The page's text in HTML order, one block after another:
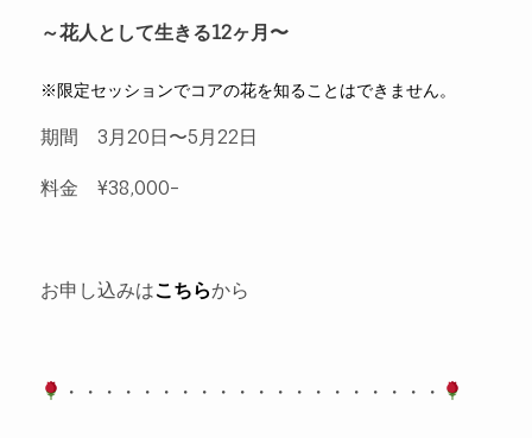
～花人として生きる12ヶ月〜
※限定セッションでコアの花を知ることはできません。
期間 3月20日〜5月22日
料金 ¥38,000-
お申し込みはこちらから
・・・・・・・・・・・・・・・・・・・・